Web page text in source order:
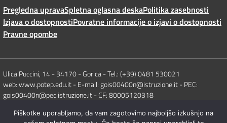
Pregledna upravaSpletna oglasna deskaPolitika zasebnosti
Izjava o dostopnostiPovratne informacije o izjavi o dostopnosti
Pravne opombe
Ulica Puccini, 14 - 34170 - Gorica - Tel.: (+39) 0481 530021
web: www.potep.edu.it - E-mail: gois00400n@istruzione.it - PEC:
gois00400n@pec.istruzione.it - CF: 80005120318
Piškotke uporabljamo, da vam zagotovimo najboljšo izkušnjo na